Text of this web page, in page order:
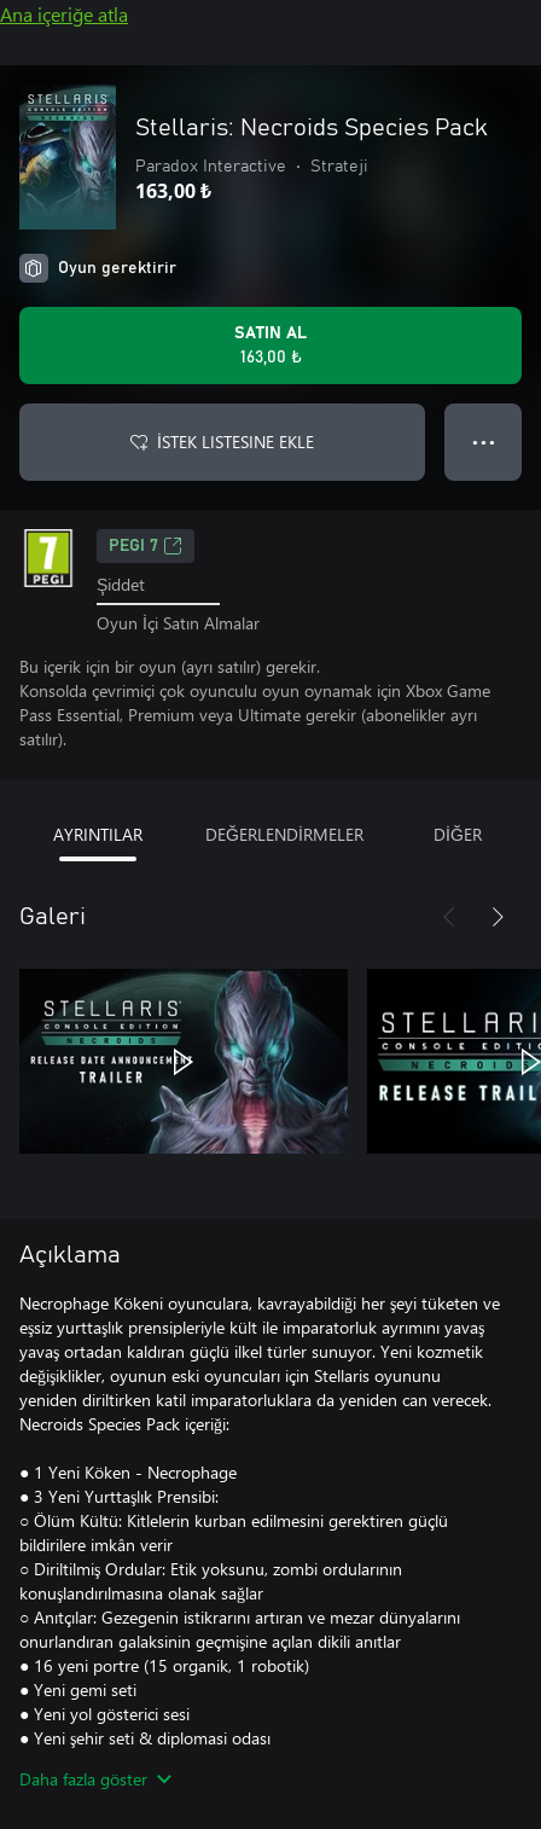
Ana içeriğe atla
Stellaris: Necroids Species Pack
Paradox Interactive • Strateji
163,00 ₺
Oyun gerektirir
SATIN AL
163,00 ₺
İSTEK LISTESINE EKLE ● ● ●
PEGI 7
Şiddet
Oyun İçi Satın Almalar
Bu içerik için bir oyun (ayrı satılır) gerekir.
Konsolda çevrimiçi çok oyunculu oyun oynamak için Xbox Game
Pass Essential, Premium veya Ultimate gerekir (abonelikler ayrı
satılır).
AYRINTILAR DEĞERLENDİRMELER DİĞER
Galeri
Açıklama
Necrophage Kökeni oyunculara, kavrayabildiği her şeyi tüketen ve
eşsiz yurttaşlık prensipleriyle kült ile imparatorluk ayrımını yavaş
yavaş ortadan kaldıran güçlü ilkel türler sunuyor. Yeni kozmetik
değişiklikler, oyunun eski oyuncuları için Stellaris oyununu
yeniden diriltirken katil imparatorluklara da yeniden can verecek.
Necroids Species Pack içeriği:
● 1 Yeni Köken - Necrophage
● 3 Yeni Yurttaşlık Prensibi:
○ Ölüm Kültü: Kitlelerin kurban edilmesini gerektiren güçlü
bildirilere imkân verir
○ Diriltilmiş Ordular: Etik yoksunu, zombi ordularının
konuşlandırılmasına olanak sağlar
○ Anıtçılar: Gezegenin istikrarını artıran ve mezar dünyalarını
onurlandıran galaksinin geçmişine açılan dikili anıtlar
● 16 yeni portre (15 organik, 1 robotik)
● Yeni gemi seti
● Yeni yol gösterici sesi
● Yeni şehir seti & diplomasi odası
● Yeni bina görünüşleri
Daha fazla göster